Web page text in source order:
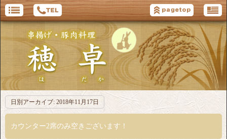
日別アーカイブ: 2018年11月17日
カウンター2席のみ空きございます！